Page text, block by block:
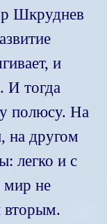
Шкруднев
и
И тогда
полюсу. На
на другом
легко и с
мир не
вторым.